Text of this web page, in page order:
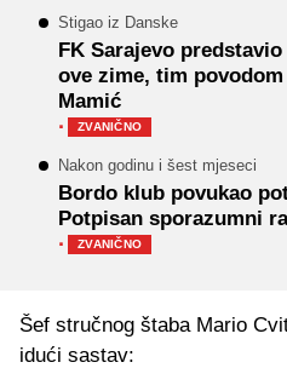
Stigao iz Danske
FK Sarajevo
ove zime, tim
Mamić
· ZVANIČNO
Nakon godinu i šest mjeseci
Bordo klub povukao
Potpisan sporazumni
· ZVANIČNO
Šef stručnog štaba Mario
idući sastav: